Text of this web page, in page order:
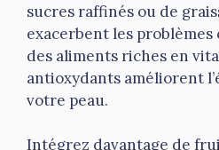
sucres raffinés ou de
exacerbent les problèmes
des aliments riches en
antioxydants améliorent
votre peau.
Intégrez davantage de